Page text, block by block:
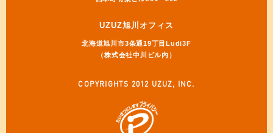
UZUZ旭川オフィス
北海道旭川市3条通19丁目Ludi3F
（株式会社中川ビル内）
COPYRIGHTS 2012 UZUZ, INC.